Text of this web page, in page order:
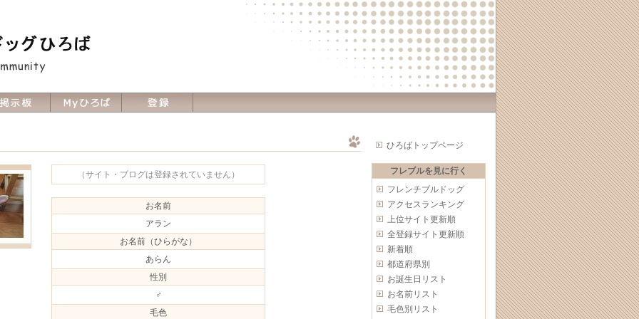
ひろばトップページ
フレブルを見に行く
フレンチブルドッグ
アクセスランキング
上位サイト更新順
全登録サイト更新順
新着順
都道府県別
お誕生日リスト
お名前リスト
毛色別リスト
（サイト・ブログは登録されていません）
お名前
アラン
お名前（ひらがな）
あらん
性別
♂
毛色